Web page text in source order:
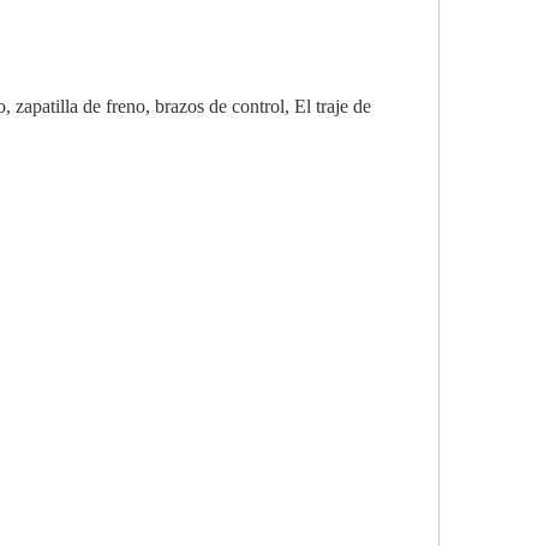
zapatilla de freno, brazos de control, El traje de